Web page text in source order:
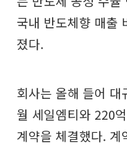
국내 반도체향 매출
졌다.
회사는 올해 들어
월 세일엠티와 220
계약을 체결했다.